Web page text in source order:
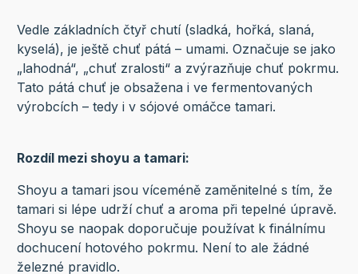
Vedle základních čtyř chutí (sladká, hořká, slaná,
kyselá), je ještě chuť pátá – umami. Označuje se jako
„lahodná“, „chuť zralosti“ a zvýrazňuje chuť pokrmu.
Tato pátá chuť je obsažena i ve fermentovaných
výrobcích – tedy i v sójové omáčce tamari.
Rozdíl mezi shoyu a tamari:
Shoyu a tamari jsou víceméně zaměnitelné s tím, že
tamari si lépe udrží chuť a aroma při tepelné úpravě.
Shoyu se naopak doporučuje používat k finálnímu
dochucení hotového pokrmu. Není to ale žádné
železné pravidlo.